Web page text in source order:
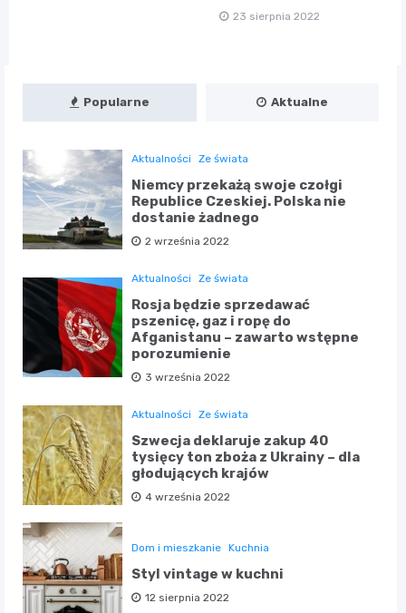
23 sierpnia 2022
Popularne Aktualne
Aktualności Ze świata
Niemcy przekażą swoje czołgi
Republice Czeskiej. Polska nie
dostanie żadnego
2 września 2022
Aktualności Ze świata
Rosja będzie sprzedawać
pszenicę, gaz i ropę do
Afganistanu – zawarto wstępne
porozumienie
3 września 2022
Aktualności Ze świata
Szwecja deklaruje zakup 40
tysięcy ton zboża z Ukrainy – dla
głodujących krajów
4 września 2022
Dom i mieszkanie Kuchnia
Styl vintage w kuchni
12 sierpnia 2022